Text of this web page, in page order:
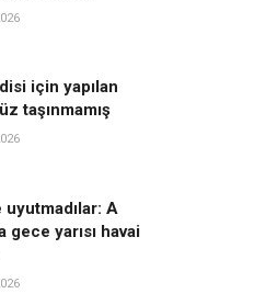
için yapılan
taşınmamış
A
gece yarısı havai